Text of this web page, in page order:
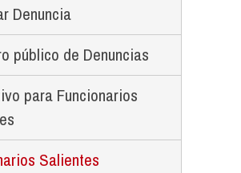
Denuncia
público de Denuncias
para Funcionarios
Salientes